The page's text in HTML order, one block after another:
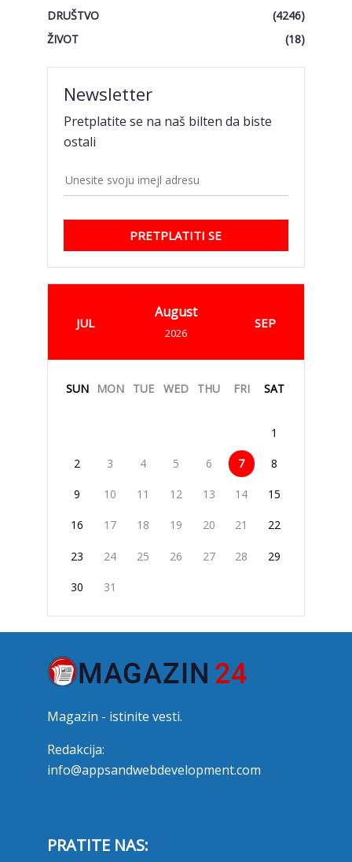
DRUŠTVO
(4246)
ŽIVOT
(18)
Newsletter
Pretplatite se na naš bilten da biste
ostali
PRETPLATITI SE
JUL
August
2026
SEP
SUN MON TUE WED THU FRI SAT
1
2 3 4 5 6 7 8
9 10 11 12 13 14 15
16 17 18 19 20 21 22
23 24 25 26 27 28 29
30 31
Magazin - istinite vesti.
Redakcija:
info@appsandwebdevelopment.com
PRATITE NAS: